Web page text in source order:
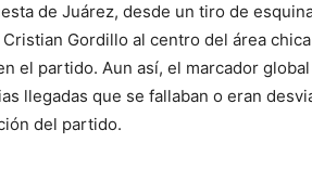
de Juárez, desde un tiro de
Gordillo al centro del área
el partido. Aun así, el marcador
llegadas que se fallaban o eran
del partido.